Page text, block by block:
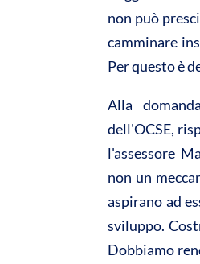
non può
camminare
Per questo è
Alla
dell'OCSE,
l'assessore
non un
aspirano ad
sviluppo.
Dobbiamo